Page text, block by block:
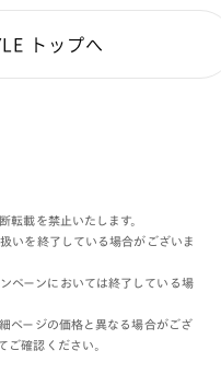
トップへ
転載を禁止いたします。
いを終了している場合がございま
ペーンにおいては終了している場
ページの価格と異なる場合がござ
ご確認ください。